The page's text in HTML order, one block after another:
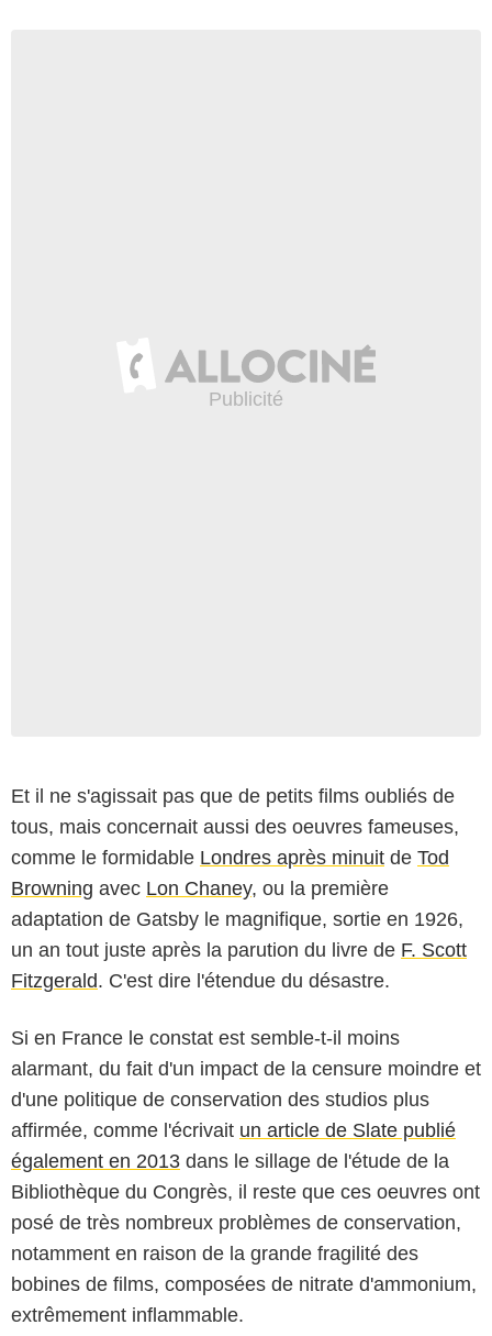
Et il ne s'agissait pas que de petits films oubliés de
tous, mais concernait aussi des oeuvres fameuses,
comme le formidable Londres après minuit de Tod
Browning avec Lon Chaney, ou la première
adaptation de Gatsby le magnifique, sortie en 1926,
un an tout juste après la parution du livre de F. Scott
Fitzgerald. C'est dire l'étendue du désastre.
Si en France le constat est semble-t-il moins
alarmant, du fait d'un impact de la censure moindre et
d'une politique de conservation des studios plus
affirmée, comme l'écrivait un article de Slate publié
également en 2013 dans le sillage de l'étude de la
Bibliothèque du Congrès, il reste que ces oeuvres ont
posé de très nombreux problèmes de conservation,
notamment en raison de la grande fragilité des
bobines de films, composées de nitrate d'ammonium,
extrêmement inflammable.